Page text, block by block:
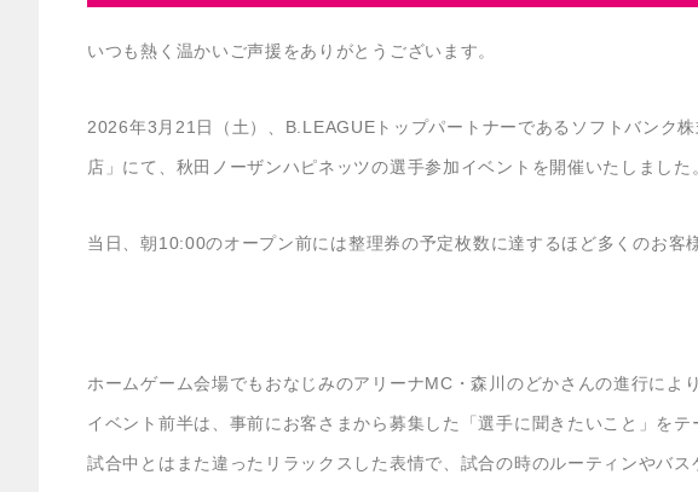
いつも熱く温かいご声援をありがとうございます。
2026年3月21日（土）、B.LEAGUEトップパートナーであるソフトバンク
店」にて、秋田ノーザンハピネッツの選手参加イベントを開催いたしました
当日、朝10:00のオープン前には整理券の予定枚数に達するほど多くのお客
ホームゲーム会場でもおなじみのアリーナMC・森川のどかさんの進行によ
イベント前半は、事前にお客さまから募集した「選手に聞きたいこと」をテ
試合中とはまた違ったリラックスした表情で、試合の時のルーティンやバ